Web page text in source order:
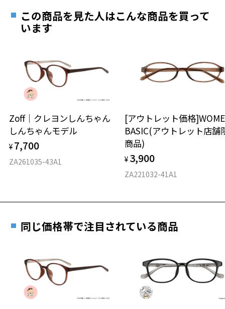
お持ちのZoffメガネサイズを確認するには？
仕上がり寸法
D 仕上がりの横幅：約140mm
10.4g
※着脱式サングラス：デモレンズ、アタッチメント込みの重さ
タイプ
安心1 フレーム１年間品質保証
きます。
※保証期間内に交換が行われた場合、保証期間は初期の期間から
延長されません。
安心2 視力測定無料
視力の変化を早めに発見するために、定期的な視
力測定をおすすめいたします。
安心3 かかり具合調整無料
す。
ご希望のお客さまは、「レンズ交換券」をお選びのうえ、
最寄りのZoff実店舗にてレンズをお買い求めください。
※サングラスやパッケージ品では「レンズ交換券」はお選び
談ください。
＜メガネの度数情報がわからない方へ＞
オンラインストアでフレームのみ購入して、
実店舗で度付きにできます
ご購入時に「レンズ交換券」をお選びいただくと、実店舗で
度数を測定のうえ、度付きレンズ（標準セットレンズ）へ無
お近くのZoff実店舗にて度数を測定いただけます（無料）。
その際は記入用紙をダウンロードしてお使いください。
この商品を見た人はこんな商品を買って
います
Zoff｜クレヨンしんちゃん
しんちゃんモデル
¥ 7,700
ZA261035-43A1
[アウトレット価格
BASIC(アウトレット店舗
商品)
¥ 3,900
ZA221032-41A1
同じ価格帯で注目されている商品